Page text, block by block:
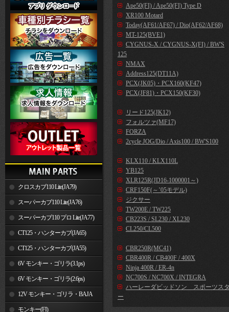
クロスカブ110 Lite(JA79)
スーパーカブ110 Lite(JA76)
スーパーカブ110 プロ Lite(JA77)
CT125・ハンターカブ(JA65)
CT125・ハンターカブ(JA55)
6V モンキー・ゴリラ(3.1ps)
6V モンキー・ゴリラ(2.6ps)
12V モンキー・ゴリラ・BAJA
モンキー(FI)
Ape50(FI) / Ape50(FI) Type D
XR100 Motard
Today(AF61/AF67) / Dio(AF62/AF68)
MT-125(BVE1)
CYGNUS-X / CYGNUS-X(FI) / BW'S
125
NMAX
Address125(DT11A)
PCX(JK05)・PCX160(KF47)
PCX(JF81)・PCX150(KF30)
リード125(JK12)
フォルツァ(MF17)
FORZA
2cycle JOG/Dio / Axis100 / BW'S100
KLX110 / KLX110L
YB125
XLR125R(JD16-1000001～)
CRF150F(～’05モデル)
ジクサー
TW200E / TW225
CB223S / SL230 / XL230
CL250/CL500
CBR250R(MC41)
CBR400R / CB400F / 400X
Ninja 400R / ER-4n
NC700S / NC700X / INTEGRA
ハーレーダビッドソン スポーツス
ー